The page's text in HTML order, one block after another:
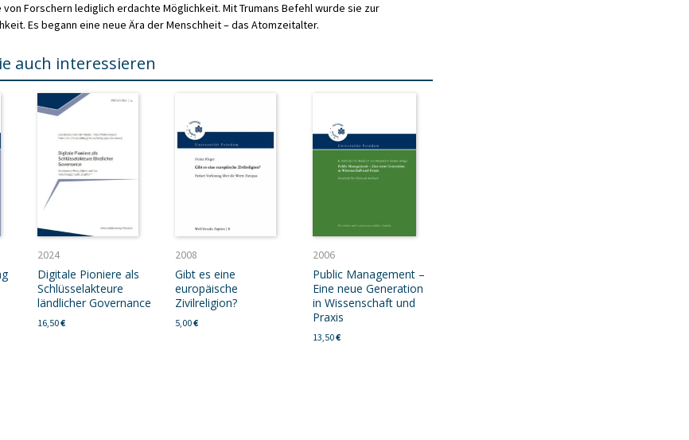
Forschern lediglich erdachte Möglichkeit. Mit Trumans Befehl wurde sie zur
Es begann eine neue Ära der Menschheit – das Atomzeitalter.
auch interessieren
2024
Digitale Pioniere als
Schlüsselakteure
ländlicher Governance
16,50€
2008
Gibt es eine
europäische
Zivilreligion?
5,00€
2006
Public Management –
Eine neue Generation
in Wissenschaft und
Praxis
13,50€